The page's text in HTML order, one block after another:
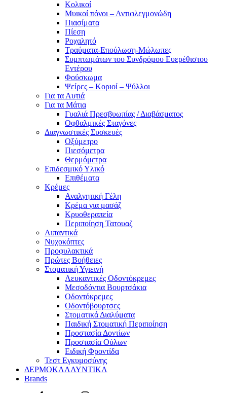
Κολικοί
Μυικοί πόνοι – Αντιφλεγμονώδη
Πιασίματα
Πίεση
Ροχαλητό
Τραύματα-Επούλωση-Μώλωπες
Συμπτωμάτων του Συνδρόμου Ευερέθιστου
Εντέρου
Φούσκωμα
Ψείρες – Κοριοί – Ψύλλοι
Για τα Αυτιά
Για τα Μάτια
Γυαλιά Πρεσβυωπίας / Διαβάσματος
Οφθαλμικές Σταγόνες
Διαγνωστικές Συσκευές
Οξύμετρο
Πιεσόμετρα
Θερμόμετρα
Επιδεσμικό Υλικό
Επιθέματα
Κρέμες
Αναλγητική Γέλη
Κρέμα για μασάζ
Κρυοθεραπεία
Περιποίηση Τατουαζ
Λιπαντικά
Νυχοκόπτες
Προφυλακτικά
Πρώτες Βοήθειες
Στοματική Υγιεινή
Λευκαντικές Οδοντόκρεμες
Μεσοδόντια Βουρτσάκια
Οδοντόκρεμες
Οδοντόβουρτσες
Στοματικά Διαλύματα
Παιδική Στοματική Περιποίηση
Προστασία Δοντίων
Προστασία Ούλων
Ειδική Φροντίδα
Τεστ Εγκυμοσύνης
ΔΕΡΜΟΚΑΛΛΥΝΤΙΚΑ
Brands